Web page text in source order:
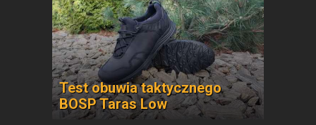
Test obuwia taktycznego
BOSP Taras Low